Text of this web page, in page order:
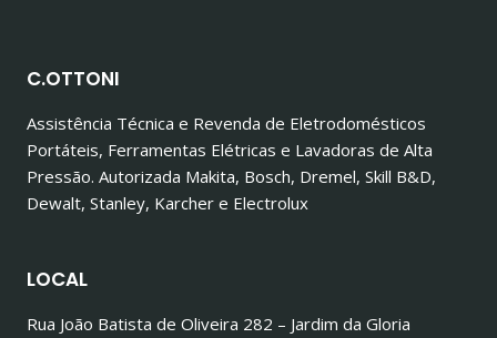
C.OTTONI
Assistência Técnica e Revenda de Eletrodomésticos
Portáteis, Ferramentas Elétricas e Lavadoras de Alta
Pressão. Autorizada Makita, Bosch, Dremel, Skill B&D,
Dewalt, Stanley, Karcher e Electrolux
LOCAL
Rua João Batista de Oliveira 282 – Jardim da Gloria